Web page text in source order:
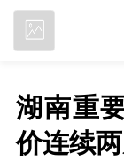
湖南重
价连续